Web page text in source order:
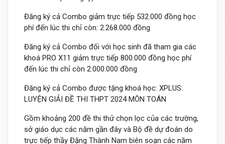
Đăng ký cả Combo giảm trực tiếp 532.000 đồng học
phí đến lúc thi chỉ còn: 2.268.000 đồng
Đăng ký cả Combo đối với học sinh đã tham gia các
khoá PRO X11 giảm trực tiếp 800.000 đồng học phí
đến lúc thi chỉ còn 2.000.000 đồng
Đăng ký cả Combo được tặng khoá học: XPLUS:
LUYỆN GIẢI ĐỀ THI THPT 2024 MÔN TOÁN
Gồm khoảng 200 đề thi thử chọn lọc của các trường,
sở giáo dục các năm gần đây và Bộ đề dự đoán do
trực tiếp thầy Đặng Thành Nam biên soạn các năm